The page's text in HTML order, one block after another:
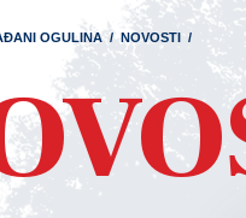
OGULINA / NOVOSTI /